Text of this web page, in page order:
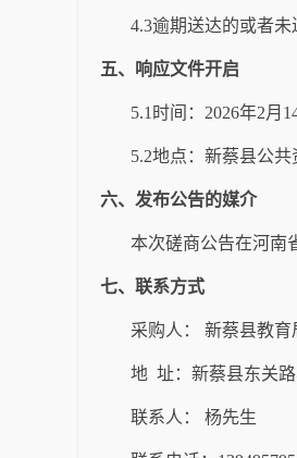
4.3逾期送达的或者未
五、 响应文件开启
5.1时间： 2026年2月
5.2地点： 新蔡县公共
六、 发布公告的媒介
本次磋商公告在河南
七、 联系方式
采购人： 新蔡县教育
地 址： 新蔡县东关
联系人： 杨先生